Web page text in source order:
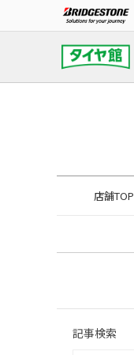
店舗TOP
記事検索